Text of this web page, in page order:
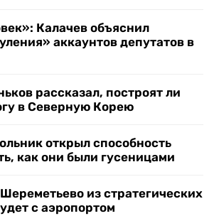
Калачев объяснил
аккаунтов депутатов в
рассказал, построят ли
в Северную Корею
открыл способность
как они были гусеницами
из стратегических
с аэропортом